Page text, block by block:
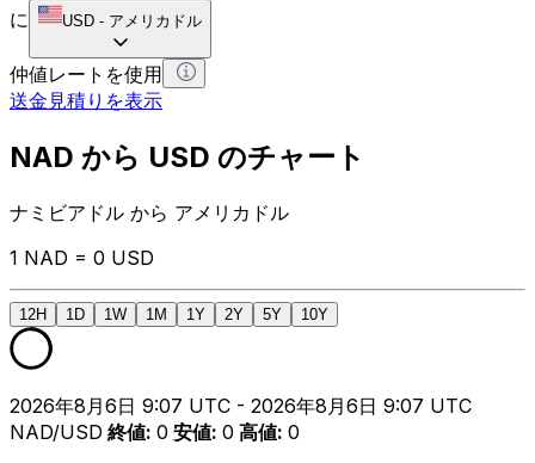
に
USD - アメリカドル
仲値レートを使用
送金見積りを表示
NAD から USD のチャート
ナミビアドル から アメリカドル
1 NAD = 0 USD
12H 1D 1W 1M 1Y 2Y 5Y 10Y
2026年8月6日 9:07 UTC - 2026年8月6日 9:07 UTC
NAD/USD 終値: 0 安値: 0 高値: 0